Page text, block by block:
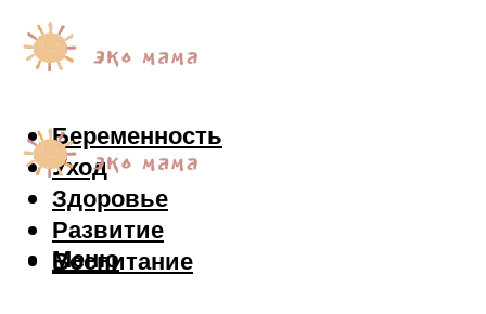
Беременность
Уход
Здоровье
Развитие
Воспитание
Меню